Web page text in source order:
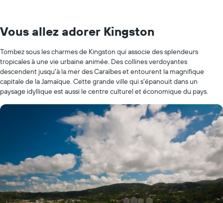
Vous allez adorer Kingston
Tombez sous les charmes de Kingston qui associe des splendeurs
tropicales à une vie urbaine animée. Des collines verdoyantes
descendent jusqu'à la mer des Caraïbes et entourent la magnifique
capitale de la Jamaïque. Cette grande ville qui s'épanouit dans un
paysage idyllique est aussi le centre culturel et économique du pays.